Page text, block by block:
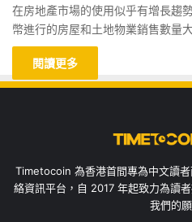
在房地產市場的使用似乎有增長趨
幣進行的房屋和土地物業銷售數
閱讀更多
Timetocoin 為香港首間專為中文讀
絡資訊平台，自 2017 年起致力為讀
我們的